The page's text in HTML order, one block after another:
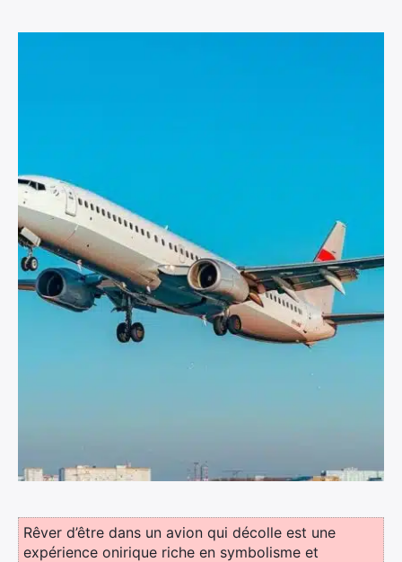
Rêver d’être dans un avion qui décolle est une
expérience onirique riche en symbolisme et